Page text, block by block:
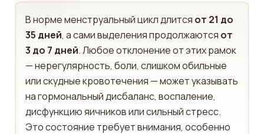
В норме менструальный цикл длится от 21 до
35 дней, а сами выделения продолжаются от
3 до 7 дней. Любое отклонение от этих рамок
— нерегулярность, боли, слишком обильные
или скудные кровотечения — может указывать
на гормональный дисбаланс, воспаление,
дисфункцию яичников или сильный стресс.
Это состояние требует внимания, особенно